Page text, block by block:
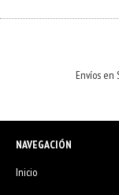
Envíos en
NAVEGACIÓN
Inicio